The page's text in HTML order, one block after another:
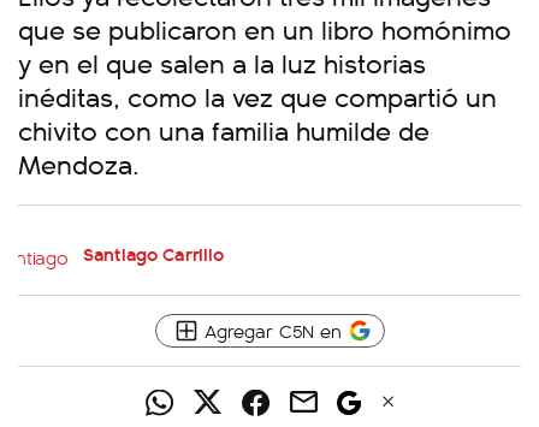
que se publicaron en un libro homónimo
y en el que salen a la luz historias
inéditas, como la vez que compartió un
chivito con una familia humilde de
Mendoza.
Santiago Carrillo
Agregar C5N en